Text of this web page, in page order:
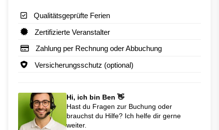
Qualitätsgeprüfte Ferien
Zertifizierte Veranstalter
Zahlung per Rechnung oder Abbuchung
Versicherungsschutz (optional)
Hi, ich bin Ben 👋
Hast du Fragen zur Buchung oder
brauchst du Hilfe? Ich helfe dir gerne
weiter.